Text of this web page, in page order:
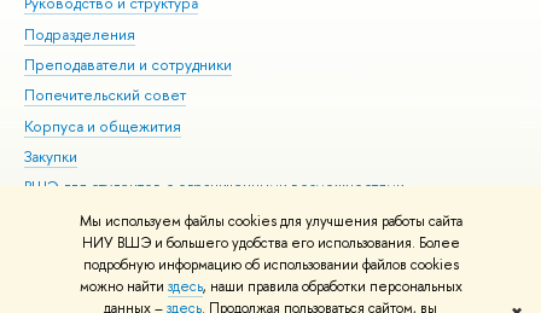
Мы используем файлы cookies для улучшения работы сайта
НИУ ВШЭ и большего удобства его использования. Более
подробную информацию об использовании файлов cookies
можно найти здесь, наши правила обработки персональных
данных –здесь. Продолжая пользоваться сайтом, вы
Подразделения
Преподаватели и сотрудники
Попечительский совет
Корпуса и общежития
Закупки
ВШЭ для студентов с ограниченными возможностями
здоровья и инвалидностью
Версия для слабовидящих
Единая платежная страница